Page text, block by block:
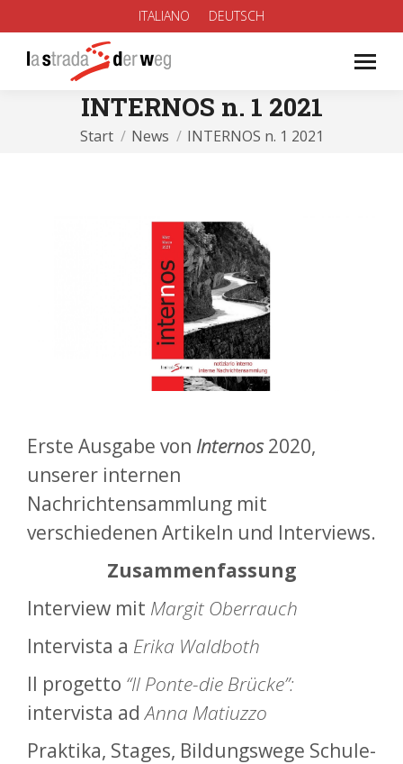
ITALIANO DEUTSCH
INTERNOS n. 1 2021
Sie befinden sich hier:
Start News INTERNOS n. 1 2021
Erste Ausgabe von Internos2020,
unserer internen
Nachrichtensammlung mit
verschiedenen Artikeln und Interviews.
Zusammenfassung
Interview mit Margit Oberrauch
Intervista a Erika Waldboth
Il progetto “Il Ponte-die Brücke”:
intervista adAnna Matiuzzo
Praktika, Stages, Bildungswege Schule-